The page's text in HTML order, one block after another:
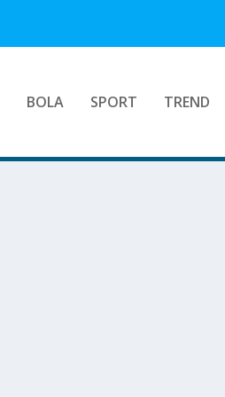
BOLA SPORT TREND